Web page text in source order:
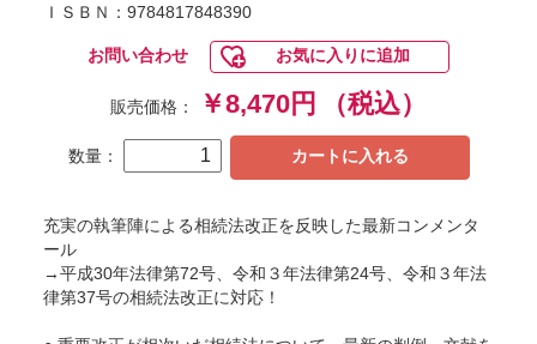
ＩＳＢＮ：9784817848390
お問い合わせ お気に入りに追加
販売価格： ￥8,470円 （税込）
数量： カートに入れる
充実の執筆陣による相続法改正を反映した最新コンメンタ
ール
→平成30年法律第72号、令和３年法律第24号、令和３年法
律第37号の相続法改正に対応！